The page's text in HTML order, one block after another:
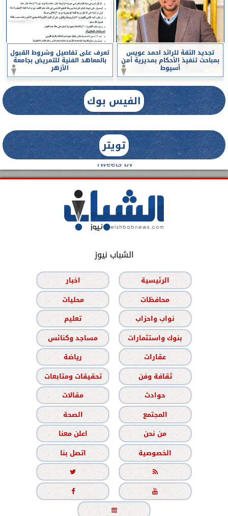
تجديد الثقة للرائد احمد عويس
بمباحث تنفيذ الأحكام بمديرية أمن
أسيوط
تعرف على تفاصيل وشروط القبول
بالمعاهد الفنية للتمريض بجامعة
الأزهر
الفيس بوك
تويتر
Tweets by
الشباب نيوز
الرئيسية
اخبار
محافظات
محليات
نواب واحزاب
تعليم
بنوك واستثمارات
مساجد وكنائس
عقارات
رياضة
ثقافة وفن
تحقيقات ومتابعات
حوادث
مقالات
المجتمع
الصحة
من نحن
اعلن معنا
الخصوصية
اتصل بنا




